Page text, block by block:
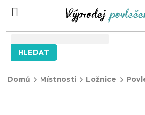
HLEDAT
Domů Místnosti Ložnice